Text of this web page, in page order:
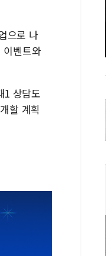
으로 나
이벤트와
1 상담도
할 계획